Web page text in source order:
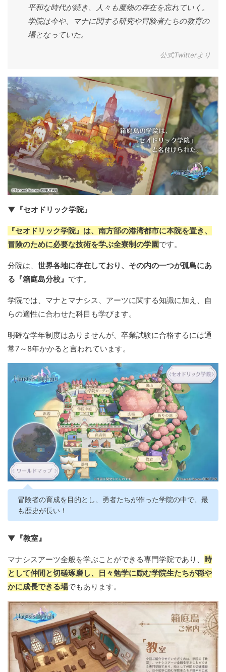
平和な時代が続き、人々も魔物の存在を忘れていく。
学院は今や、マナに関する研究や冒険者たちの教育の
場となっていた。
公式Twitterより
▼『セオドリック学院』
『セオドリック学院』は、南方部の港湾都市に本院を置き、
冒険のために必要な技術を学ぶ全寮制の学園です。
分院は、 世界各地に存在しており、その内の一つが孤島にあ
る『箱庭島分校』 です。
学院では、マナとマナシス、アーツに関する知識に加え、自
らの適性に合わせた科目も学びます。
明確な学年制度はありませんが、卒業試験に合格するには通
常7～8年かかると言われています。
冒険者の育成を目的とし、勇者たちが作った学院の中で、最
も歴史が長い！
▼『教室』
マナシスアーツ全般を学ぶことができる専門学院であり、 時
として仲間と切磋琢磨し、日々勉学に励む学院生たちが穏や
かに成長できる場でもあります。